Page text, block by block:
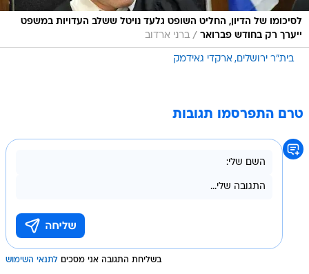
לסיכומו של הדיון, החליט השופט גלעד נויטל ששלב העדויות במשפט
ייערך רק בחודש פברואר / ברני ארדוב
בית"ר ירושלים ארקדי גאידמק
טרם התפרסמו תגובות
בשליחת התגובה אני מסכים לתנאי השימוש